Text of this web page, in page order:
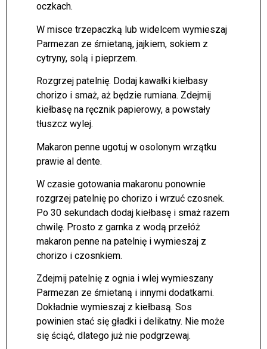
oczkach.
W misce trzepaczką lub widelcem wymieszaj
Parmezan ze śmietaną, jajkiem, sokiem z
cytryny, solą i pieprzem.
Rozgrzej patelnię. Dodaj kawałki kiełbasy
chorizo i smaż, aż będzie rumiana. Zdejmij
kiełbasę na ręcznik papierowy, a powstały
tłuszcz wylej.
Makaron penne ugotuj w osolonym wrzątku
prawie al dente.
W czasie gotowania makaronu ponownie
rozgrzej patelnię po chorizo i wrzuć czosnek.
Po 30 sekundach dodaj kiełbasę i smaż razem
chwilę. Prosto z garnka z wodą przełóż
makaron penne na patelnię i wymieszaj z
chorizo i czosnkiem.
Zdejmij patelnię z ognia i wlej wymieszany
Parmezan ze śmietaną i innymi dodatkami.
Dokładnie wymieszaj z kiełbasą. Sos
powinien stać się gładki i delikatny. Nie może
się ściąć, dlatego już nie podgrzewaj.